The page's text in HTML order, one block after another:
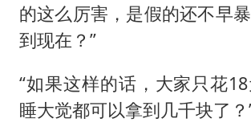
的这么厉害，是假的还不早
到现在？”
“如果这样的话，大家只花
睡大觉都可以拿到几千块了？